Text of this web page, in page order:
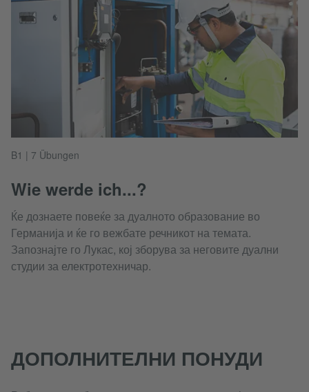
B1 | 7 Übungen
Wie werde ich...?
Ќе дознаете повеќе за дуалното образование во
Германија и ќе го вежбате речникот на темата.
Запознајте го Лукас, кој зборува за неговите дуални
студии за електротехничар.
ДОПОЛНИТЕЛНИ ПОНУДИ